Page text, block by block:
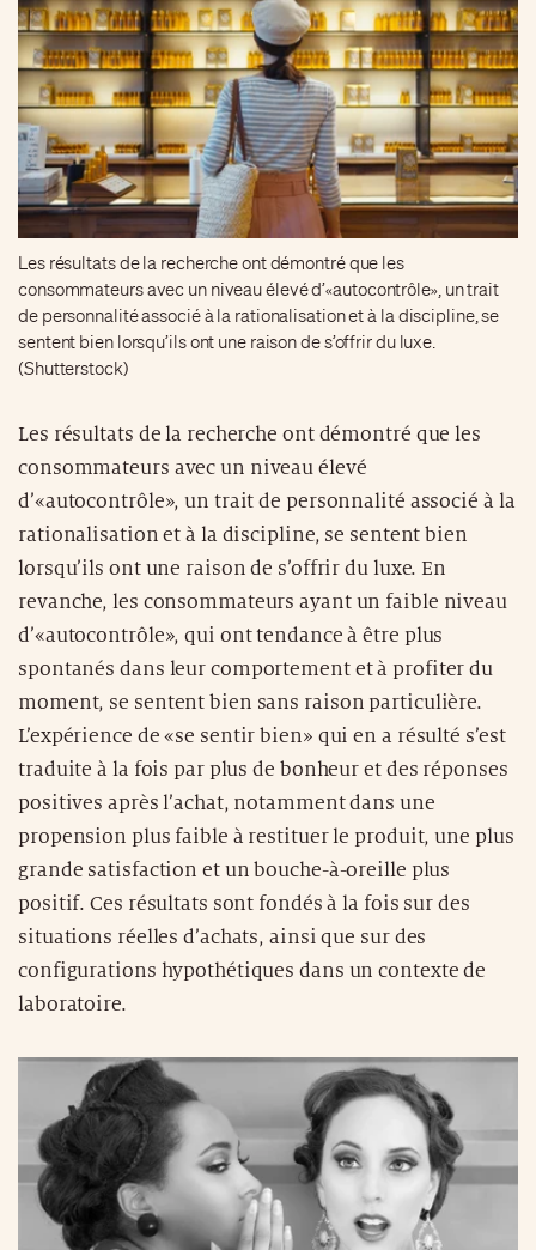
Les résultats de la recherche ont démontré que les
consommateurs avec un niveau élevé d’«autocontrôle», un trait
de personnalité associé à la rationalisation et à la discipline, se
sentent bien lorsqu’ils ont une raison de s’offrir du luxe.
(Shutterstock)
Les résultats de la recherche ont démontré que les
consommateurs avec un niveau élevé
d’«autocontrôle», un trait de personnalité associé à la
rationalisation et à la discipline, se sentent bien
lorsqu’ils ont une raison de s’offrir du luxe. En
revanche, les consommateurs ayant un faible niveau
d’«autocontrôle», qui ont tendance à être plus
spontanés dans leur comportement et à profiter du
moment, se sentent bien sans raison particulière.
L’expérience de «se sentir bien» qui en a résulté s’est
traduite à la fois par plus de bonheur et des réponses
positives après l’achat, notamment dans une
propension plus faible à restituer le produit, une plus
grande satisfaction et un bouche-à-oreille plus
positif. Ces résultats sont fondés à la fois sur des
situations réelles d’achats, ainsi que sur des
configurations hypothétiques dans un contexte de
laboratoire.